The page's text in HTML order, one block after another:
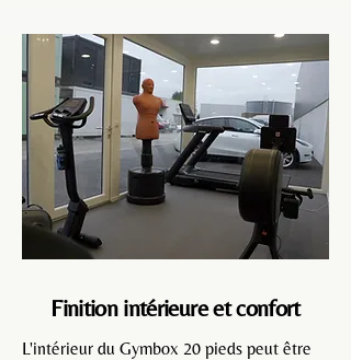
Finition intérieure et confort
L'intérieur du Gymbox 20 pieds peut être